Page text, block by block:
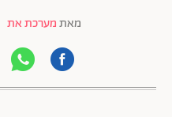
מאתמערכת את